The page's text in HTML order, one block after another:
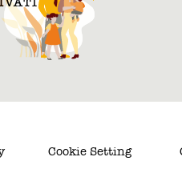
Cookie Setting